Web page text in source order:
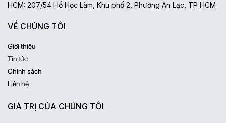
HCM: 207/54 Hồ Học Lãm, Khu phố 2, Phường An Lạc, TP HCM
VỀ CHÚNG TÔI
Giới thiệu
Tin tức
Chính sách
Liên hệ
GIÁ TRỊ CỦA CHÚNG TÔI